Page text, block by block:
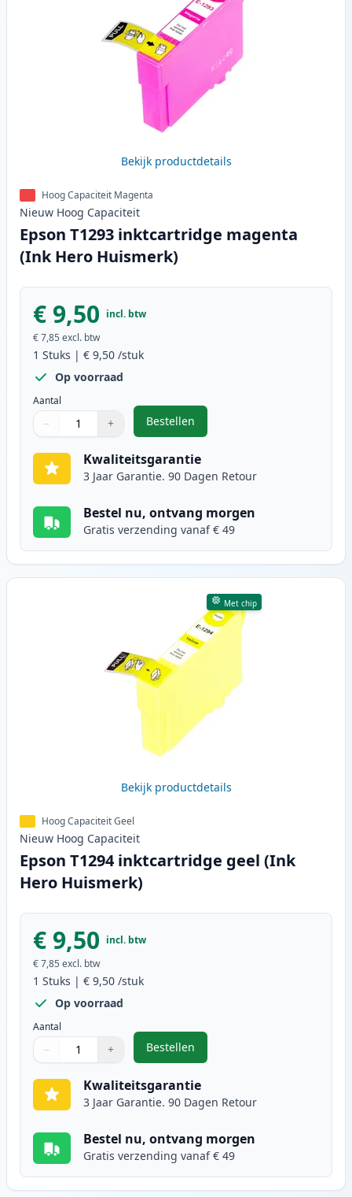
Bekijk productdetails
Hoog Capaciteit Magenta
Nieuw Hoog Capaciteit
Epson T1293 inktcartridge magenta
(Ink Hero Huismerk)
€ 9,50 incl. btw
€ 7,85 excl. btw
1 Stuks | € 9,50 /stuk
Op voorraad
Aantal
Gebruik de knoppen om aan te passen
− +
1
Bestellen
,Epson T1293 inktcartridge
Kwaliteitsgarantie
3 Jaar Garantie. 90 Dagen Retour
Bestel nu, ontvang morgen
Gratis verzending vanaf € 49
Met chip
Bekijk productdetails
Hoog Capaciteit Geel
Nieuw Hoog Capaciteit
Epson T1294 inktcartridge geel (Ink
Hero Huismerk)
€ 9,50 incl. btw
€ 7,85 excl. btw
1 Stuks | € 9,50 /stuk
Op voorraad
Aantal
Gebruik de knoppen om aan te passen
− +
1
Bestellen
,Epson T1294 inktcartridge geel
Kwaliteitsgarantie
3 Jaar Garantie. 90 Dagen Retour
Bestel nu, ontvang morgen
Gratis verzending vanaf € 49